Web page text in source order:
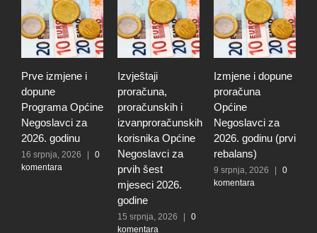
Prve izmjene i
dopune
Programa Općine
Negoslavci za
2026. godinu
16 srpnja, 2026
0
komentara
Izvještaji
proračuna,
proračunskih i
izvanproračunskih
korisnika Općine
Negoslavci za
prvih šest
mjeseci 2026.
godine
15 srpnja, 2026
0
komentara
Izmjene i dopune
proračuna
Općine
Negoslavci za
2026. godinu (prvi
rebalans)
9 srpnja, 2026
0
komentara